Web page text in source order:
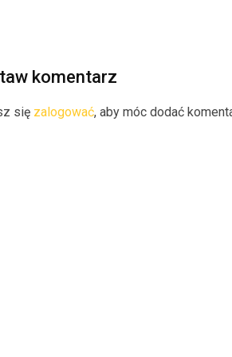
komentarz
się zalogować, aby móc dodać